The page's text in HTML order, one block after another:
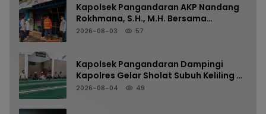
Kapolsek Pangandaran AKP Nandang
Rokhmana, S.H., M.H. Bersama
Anggota Cek TKP Kebakaran Ruko
2026-08-03 57
Kapolsek Pangandaran Dampingi
Kapolres Gelar Sholat Subuh Keliling di
Masjid Jami Al-Furqon, Pererat
2026-08-04 49